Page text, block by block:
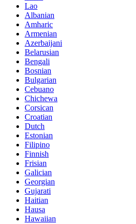
Lao
Albanian
Amharic
Armenian
Azerbaijani
Belarusian
Bengali
Bosnian
Bulgarian
Cebuano
Chichewa
Corsican
Croatian
Dutch
Estonian
Filipino
Finnish
Frisian
Galician
Georgian
Gujarati
Haitian
Hausa
Hawaiian